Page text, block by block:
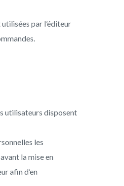
par l’éditeur
utilisateurs disposent
les
la mise en
afin d’en